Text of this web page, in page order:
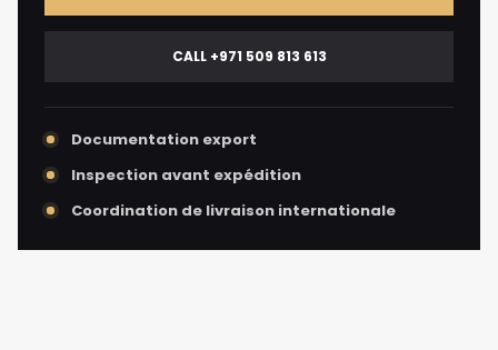
CALL +971 509 813 613
Documentation export
Inspection avant expédition
Coordination de livraison internationale